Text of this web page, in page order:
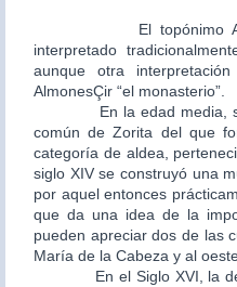
El topónimo
interpretado
aunque otra
AlmonesÇir “el monasterio”.
En la edad media,
común de Zorita del que
categoría de aldea,
siglo XIV se construyó una
por aquel entonces
que da una idea de la
pueden apreciar dos de las
María de la Cabeza y al
En el Siglo XVI, la